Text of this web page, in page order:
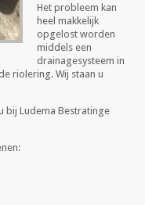
Het probleem kan
heel makkelijk
opgelost worden
middels een
drainagesysteem in
riolering. Wij staan u
bij Ludema Bestratinge